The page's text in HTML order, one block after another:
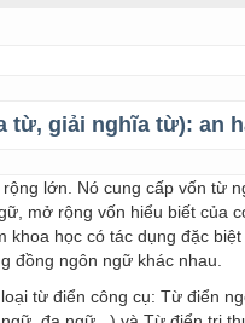
từ, giải nghĩa từ): an
lớn. Nó cung cấp vốn từ
mở rộng vốn hiểu biết của
khoa học có tác dụng đặc
đồng ngôn ngữ khác nhau.
từ điển công cụ: Từ điển